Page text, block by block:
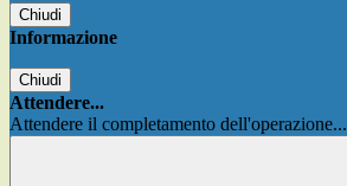
Chiudi
Informazione
Chiudi
Attendere...
Attendere il completamento dell'operazione...